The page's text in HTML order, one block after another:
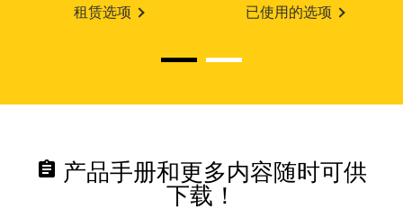
租赁选项 已使用的选项
assignment 产品手册和更多内容随时可供
下载！